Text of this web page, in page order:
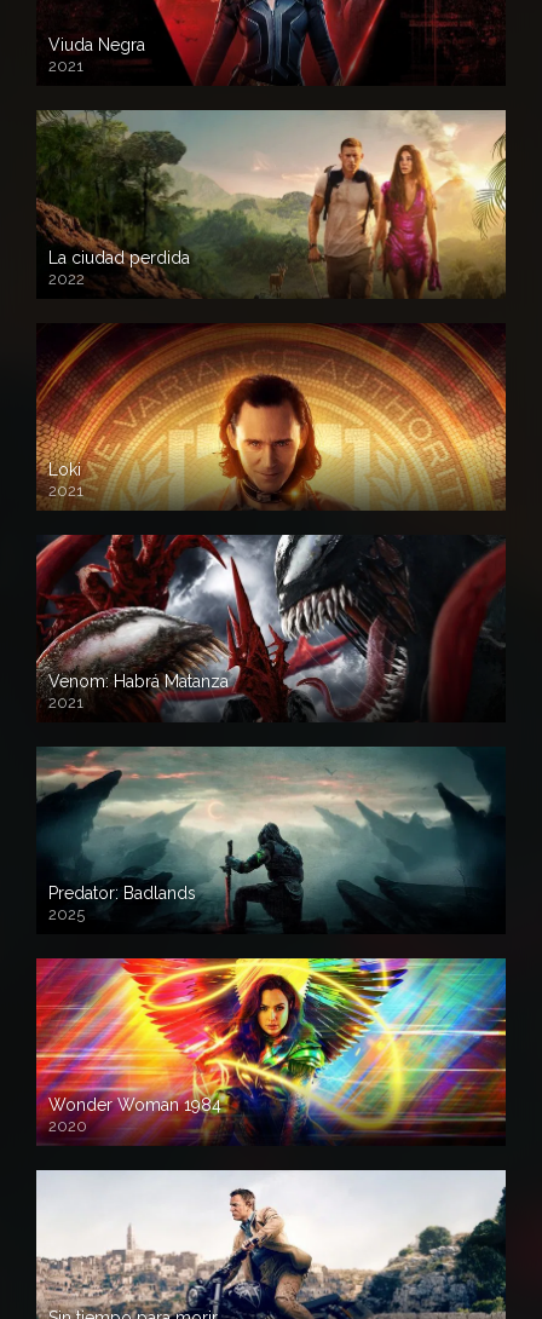
Viuda Negra
2021
La ciudad perdida
2022
Loki
2021
Venom: Habrá Matanza
2021
Predator: Badlands
2025
Wonder Woman 1984
2020